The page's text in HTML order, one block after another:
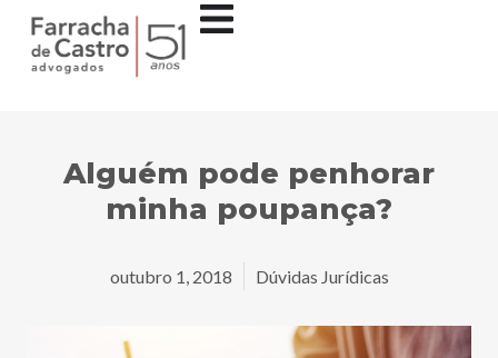
Alguém pode penhorar
minha poupança?
outubro 1, 2018 Dúvidas Jurídicas